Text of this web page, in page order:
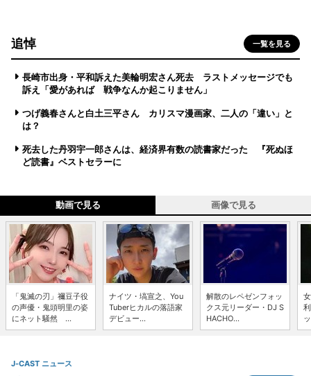
追悼 一覧を見る
長崎市出身・平和訴えた美輪明宏さん死去 ラストメッセージでも
訴え「愛があれば 戦争なんか起こりません」
つげ義春さんと白土三平さん カリスマ漫画家、二人の「違い」と
は？
死去した丹羽宇一郎さんは、経済界有数の読書家だった 『死ぬほ
ど読書』ベストセラーに
動画で見る 画像で見る
「鬼滅の刃」禰豆子役
の声優・鬼頭明里の姿
にネット騒然 ...
ナイツ・塙宣之、You
Tuberヒカルの落語家
デビュー...
解散のレペゼンフォッ
クス元リーダー・DJ S
HACHO...
J-CAST ニュース